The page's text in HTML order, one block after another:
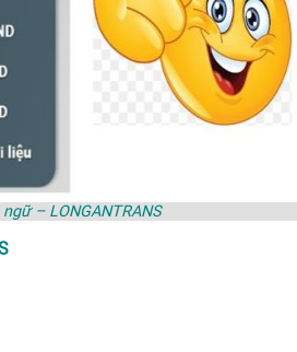
– LONGANTRANS